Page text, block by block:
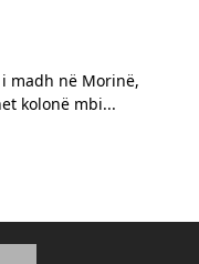
i madh në Morinë,
kolonë mbi...